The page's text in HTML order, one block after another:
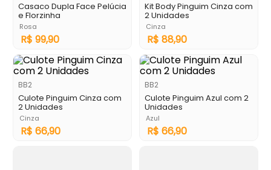
Casaco Dupla Face Pelúcia
e Florzinha
Rosa
R$ 99,90
Kit Body Pinguim Cinza com
2 Unidades
Cinza
R$ 88,90
BB2
Culote Pinguim Cinza com
2 Unidades
Cinza
R$ 66,90
BB2
Culote Pinguim Azul com 2
Unidades
Azul
R$ 66,90